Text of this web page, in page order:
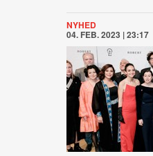
NYHED
04. FEB. 2023 | 23:17